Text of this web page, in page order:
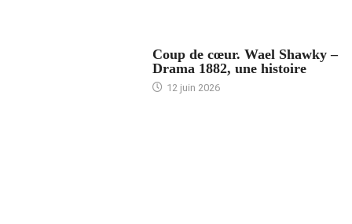
Coup de cœur. Wael Shawky –
Drama 1882, une histoire
12 juin 2026